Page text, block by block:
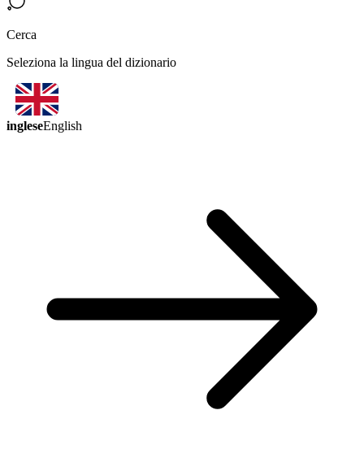
Cerca
Seleziona la lingua del dizionario
ingleseEnglish